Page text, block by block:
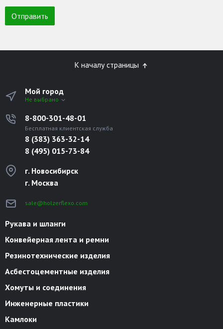
К началу страницы
Мой город
Не выбрано
8-800-301-48-01
Бесплатная клиентская служба
8 (383) 363-32-14
8 (495) 015-73-84
г. Новосибирск
г. Москва
sale@holzerflexo.com
Рукава и шланги
Конвейерная лента и ремни
Резинотехнические изделия
Асбестоцементные изделия
Хомуты и соединения
Инженерные пластики
Камлоки